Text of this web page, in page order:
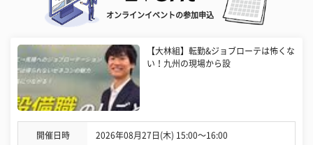
オンラインイベントの参加申込
【大林組】転勤&ジョブローテは怖くな
い！九州の現場から設
開催日時 2026年08月27日(木) 15:00〜16:00